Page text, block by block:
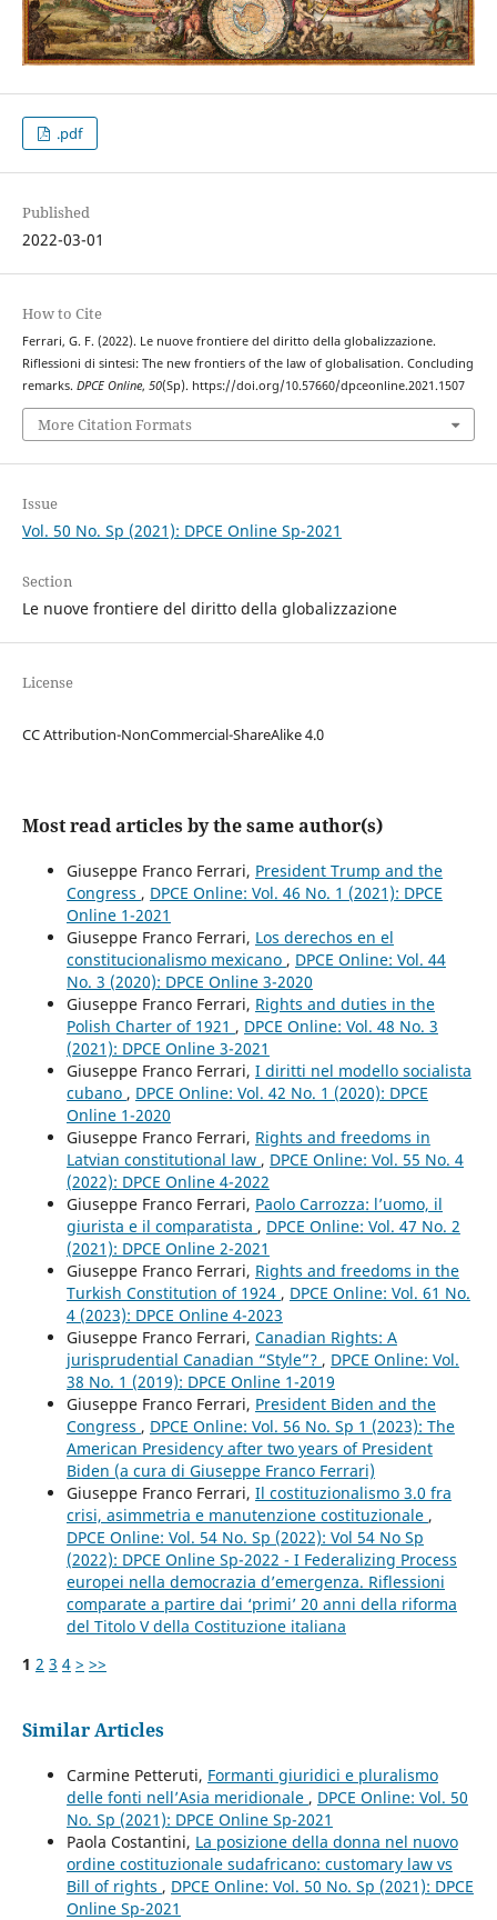
.pdf
Published
2022-03-01
How to Cite
Ferrari, G. F. (2022). Le nuove frontiere del diritto della globalizzazione.
Riflessioni di sintesi: The new frontiers of the law of globalisation. Concluding
remarks. DPCE Online, 50(Sp). https://doi.org/10.57660/dpceonline.2021.1507
More Citation Formats
Issue
Vol. 50 No. Sp (2021): DPCE Online Sp-2021
Section
Le nuove frontiere del diritto della globalizzazione
License
CC Attribution-NonCommercial-ShareAlike 4.0
Most read articles by the same author(s)
Giuseppe Franco Ferrari, President Trump and the
Congress , DPCE Online: Vol. 46 No. 1 (2021): DPCE
Online 1-2021
Giuseppe Franco Ferrari, Los derechos en el
constitucionalismo mexicano , DPCE Online: Vol. 44
No. 3 (2020): DPCE Online 3-2020
Giuseppe Franco Ferrari, Rights and duties in the
Polish Charter of 1921 , DPCE Online: Vol. 48 No. 3
(2021): DPCE Online 3-2021
Giuseppe Franco Ferrari, I diritti nel modello socialista
cubano , DPCE Online: Vol. 42 No. 1 (2020): DPCE
Online 1-2020
Giuseppe Franco Ferrari, Rights and freedoms in
Latvian constitutional law , DPCE Online: Vol. 55 No. 4
(2022): DPCE Online 4-2022
Giuseppe Franco Ferrari, Paolo Carrozza: l’uomo, il
giurista e il comparatista , DPCE Online: Vol. 47 No. 2
(2021): DPCE Online 2-2021
Giuseppe Franco Ferrari, Rights and freedoms in the
Turkish Constitution of 1924 , DPCE Online: Vol. 61 No.
4 (2023): DPCE Online 4-2023
Giuseppe Franco Ferrari, Canadian Rights: A
jurisprudential Canadian “Style”? , DPCE Online: Vol.
38 No. 1 (2019): DPCE Online 1-2019
Giuseppe Franco Ferrari, President Biden and the
Congress , DPCE Online: Vol. 56 No. Sp 1 (2023): The
American Presidency after two years of President
Biden (a cura di Giuseppe Franco Ferrari)
Giuseppe Franco Ferrari, Il costituzionalismo 3.0 fra
crisi, asimmetria e manutenzione costituzionale ,
DPCE Online: Vol. 54 No. Sp (2022): Vol 54 No Sp
(2022): DPCE Online Sp-2022 - I Federalizing Process
europei nella democrazia d’emergenza. Riflessioni
comparate a partire dai ‘primi’ 20 anni della riforma
del Titolo V della Costituzione italiana
1 2 3 4 > >>
Similar Articles
Carmine Petteruti, Formanti giuridici e pluralismo
delle fonti nell’Asia meridionale , DPCE Online: Vol. 50
No. Sp (2021): DPCE Online Sp-2021
Paola Costantini, La posizione della donna nel nuovo
ordine costituzionale sudafricano: customary law vs
Bill of rights , DPCE Online: Vol. 50 No. Sp (2021): DPCE
Online Sp-2021